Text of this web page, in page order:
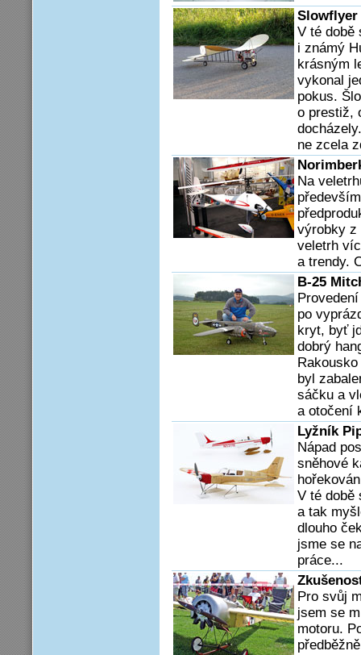
V té době
i známý
krásným
vykonal
pokus.
o prestiž,
ne zcela
Na
výrobky z
veletrh
a trendy.
B-25
po
kryt, byť
dobrý
byl
sáčku a
a otočení
Lyžník
Nápad
sněhové
V té době
a tak
dlouho
jsme se
práce...
Pro svůj
jsem se
motoru.